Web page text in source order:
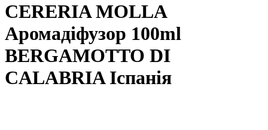
CERERIA MOLLA
Аромадіфузор 100ml
BERGAMOTTO DI
CALABRIA Іспанія